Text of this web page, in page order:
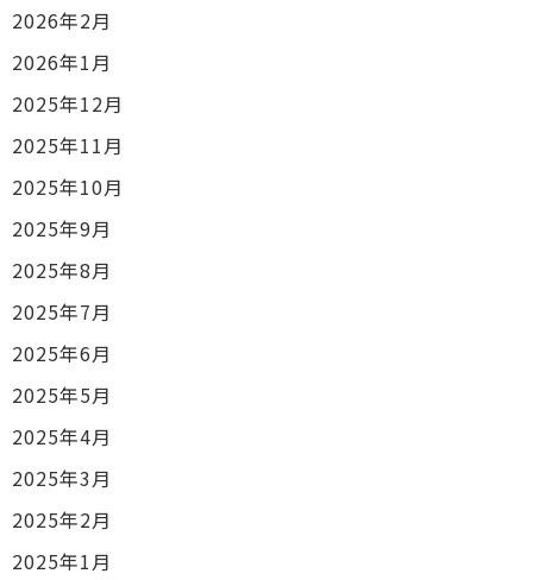
2026年2月
2026年1月
2025年12月
2025年11月
2025年10月
2025年9月
2025年8月
2025年7月
2025年6月
2025年5月
2025年4月
2025年3月
2025年2月
2025年1月